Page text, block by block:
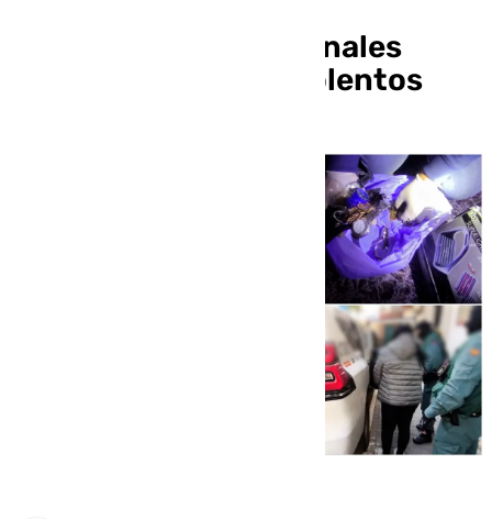
organizaciones criminales
dedicadas a robos violentos